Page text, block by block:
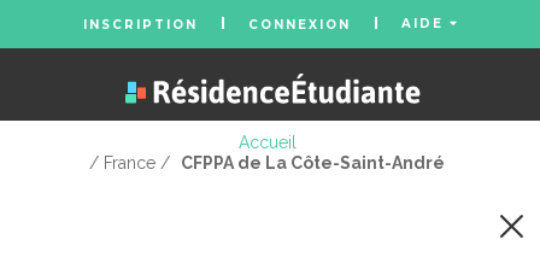
INSCRIPTION CONNEXION AIDE
Accueil
/ France /
CFPPA de La Côte-Saint-André